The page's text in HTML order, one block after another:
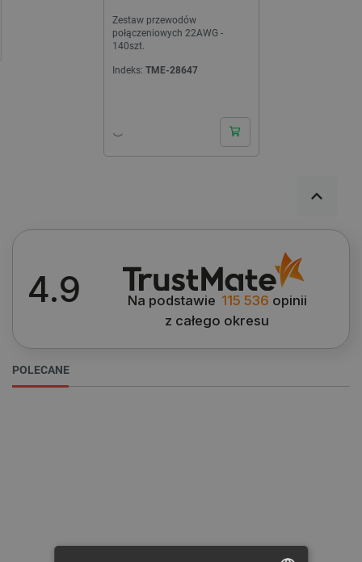
Cena
4.9 Na podstawie 115 536 opinii
z całego okresu
POLECANE
Zestaw przewodów
połączeniowych 22AWG -
140szt.
Indeks: TME-28647